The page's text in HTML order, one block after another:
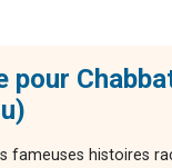
pour
fameuses histoires